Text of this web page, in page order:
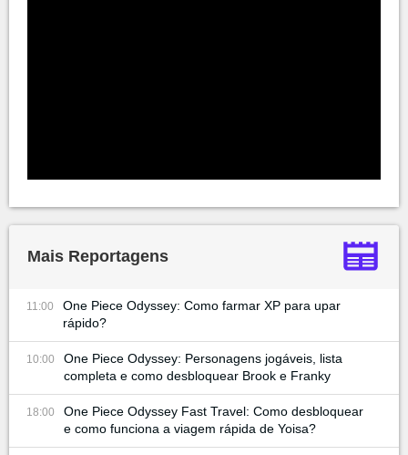
Mais Reportagens
11:00
One Piece Odyssey: Como farmar XP para upar
rápido?
10:00
One Piece Odyssey: Personagens jogáveis, lista
completa e como desbloquear Brook e Franky
18:00
One Piece Odyssey Fast Travel: Como desbloquear
e como funciona a viagem rápida de Yoisa?